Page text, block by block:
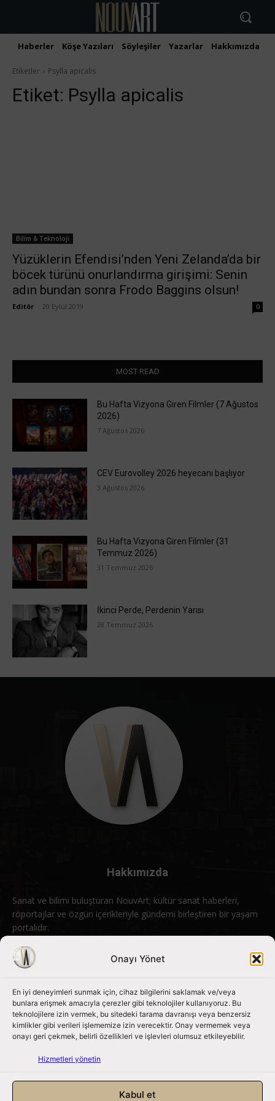
Onayı Yönet
En iyi deneyimleri sunmak için, cihaz bilgilerini saklamak ve/veya
bunlara erişmek amacıyla çerezler gibi teknolojiler kullanıyoruz. Bu
teknolojilere izin vermek, bu sitedeki tarama davranışı veya benzersiz
kimlikler gibi verileri işlememize izin verecektir. Onay vermemek veya
onayı geri çekmek, belirli özellikleri ve işlevleri olumsuz etkileyebilir.
Hizmetleri yönetin
Kabul et
Haberler Köşe Yazıları Söyleşiler Yazarlar Hakkımızda
Etiketler Psylla apicalis
Etiket: Psylla apicalis
Bilim & Teknoloji
Yüzüklerin Efendisi’nden Yeni Zelanda’da bir
böcek türünü onurlandırma girişimi: Senin
adın bundan sonra Frodo Baggins olsun!
Editör 20 Eylül 2019 0
MOST READ
Bu Hafta Vizyona Giren Filmler (7 Ağustos
2026)
7 Ağustos 2026
CEV Eurovolley 2026 heyecanı başlıyor
3 Ağustos 2026
Bu Hafta Vizyona Giren Filmler (31
Temmuz 2026)
31 Temmuz 2026
İkinci Perde, Perdenin Yarısı
28 Temmuz 2026
Hakkımızda
Sanat ve bilimi buluşturan NouvArt; kültür sanat haberleri,
röportajlar ve özgün içerikleriyle gündemi birleştiren bir yaşam
portalıdır.
Bizimle iletişime geçin: info@nouvart.net
Bizi Takip Edin